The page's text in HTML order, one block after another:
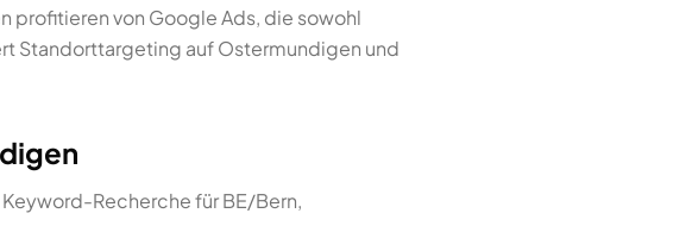
profitieren von Google Ads, die sowohl
Standorttargeting auf Ostermundigen und
Keyword-Recherche für BE/Bern,